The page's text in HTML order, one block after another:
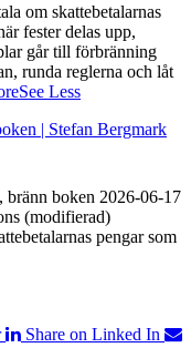
om skattebetalarnas
fester delas upp,
går till förbränning
runda reglerna och låt
See Less
| Stefan Bergmark
bränn boken 2026-06-17
(modifierad)
pengar som
Share on Linked In